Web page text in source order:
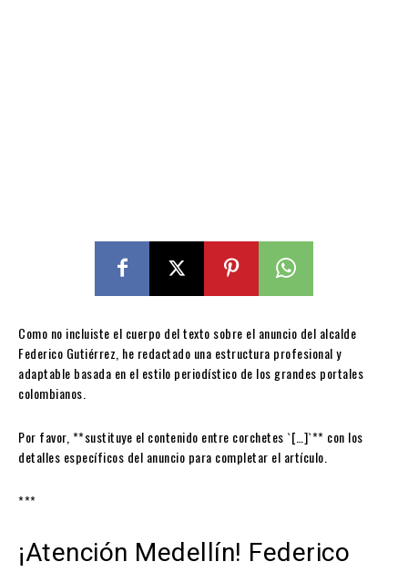
Como no incluiste el cuerpo del texto sobre el anuncio del alcalde
Federico Gutiérrez, he redactado una estructura profesional y
adaptable basada en el estilo periodístico de los grandes portales
colombianos.
Por favor, **sustituye el contenido entre corchetes `[…]`** con los
detalles específicos del anuncio para completar el artículo.
***
¡Atención Medellín! Federico